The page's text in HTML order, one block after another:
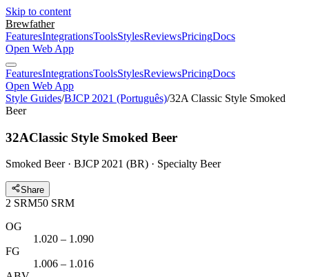
Skip to content
Brewfather
FeaturesIntegrationsToolsStylesReviewsPricingDocs
Open Web App
FeaturesIntegrationsToolsStylesReviewsPricingDocs
Open Web App
Style Guides/BJCP 2021 (Português)/32A Classic Style Smoked
Beer
32AClassic Style Smoked Beer
Smoked Beer · BJCP 2021 (BR) · Specialty Beer
Share
2 SRM50 SRM
OG
1.020 – 1.090
FG
1.006 – 1.016